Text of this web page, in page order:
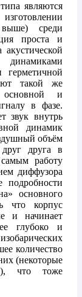
являются
среди
проста и
динамиками
такой же
и
в фазе.
звук внутрь
динамик
объём
друга в
работу
диффузора
подробности
основного
что корпус
и начинает
глубоко и
количество
(некоторые
что тоже